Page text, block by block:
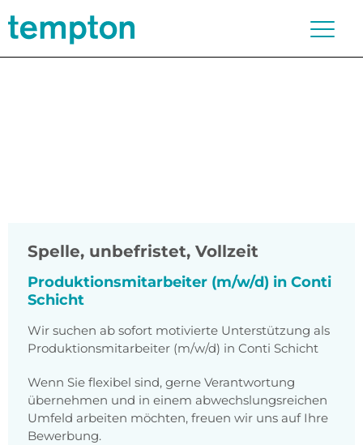
Spelle, unbefristet, Vollzeit
Produktionsmitarbeiter (m/w/d) in Conti
Schicht
Wir suchen ab sofort motivierte Unterstützung als
Produktionsmitarbeiter (m/w/d) in Conti Schicht
Wenn Sie flexibel sind, gerne Verantwortung
übernehmen und in einem abwechslungsreichen
Umfeld arbeiten möchten, freuen wir uns auf Ihre
Bewerbung.